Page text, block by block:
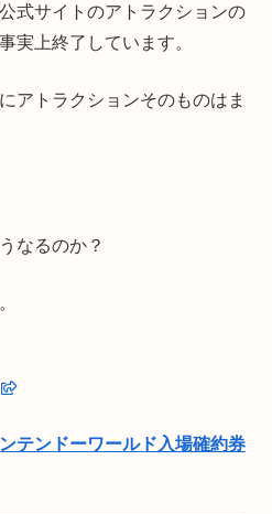
式サイトのアトラクションの
実上終了しています。
アトラクションそのものはま
なるのか？
テンドーワールド入場確約券